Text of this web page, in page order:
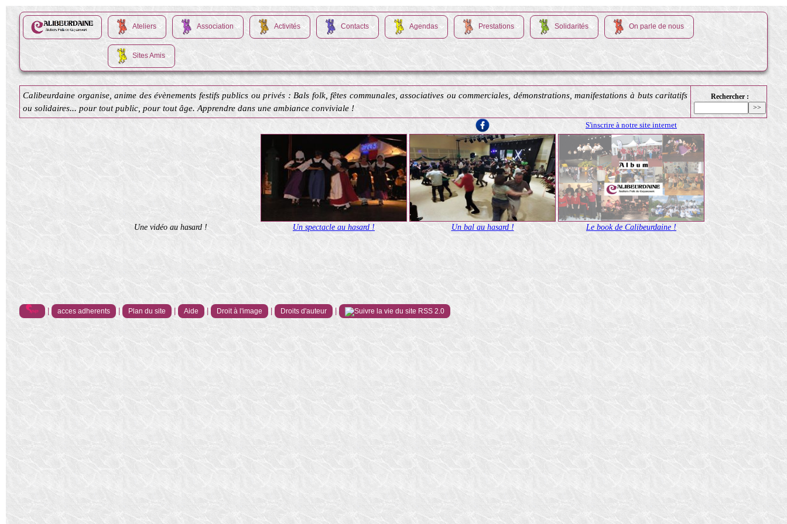
Ateliers Association Activités Contacts Agendas Prestations Solidarités On parle de nous
Sites Amis
Calibeurdaine organise, anime des évènements festifs publics ou privés : Bals folk, fêtes communales, associatives ou commerciales, démonstrations, manifestations à buts caritatifs
ou solidaires... pour tout public, pour tout âge. Apprendre dans une ambiance conviviale !
Rechercher :
S'inscrire à notre site internet
Une vidéo au hasard ! Un spectacle au hasard ! Un bal au hasard ! Le book de Calibeurdaine !
| acces adherents | Plan du site | Aide | Droit à l'image | Droits d'auteur | RSS 2.0